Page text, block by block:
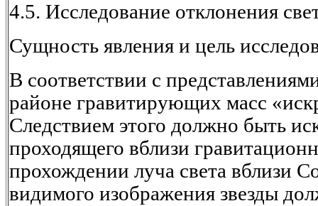
4.5. Исследование отклонения
Сущность явления и цель
В соответствии с
районе гравитирующих масс
Следствием этого должно быть
проходящего вблизи
прохождении луча света вблизи
видимого изображения звезды